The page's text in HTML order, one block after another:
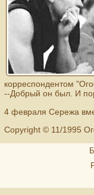
корреспондентом
--Добрый он был. И
4 февраля Сережа
Copyright © 11/1995